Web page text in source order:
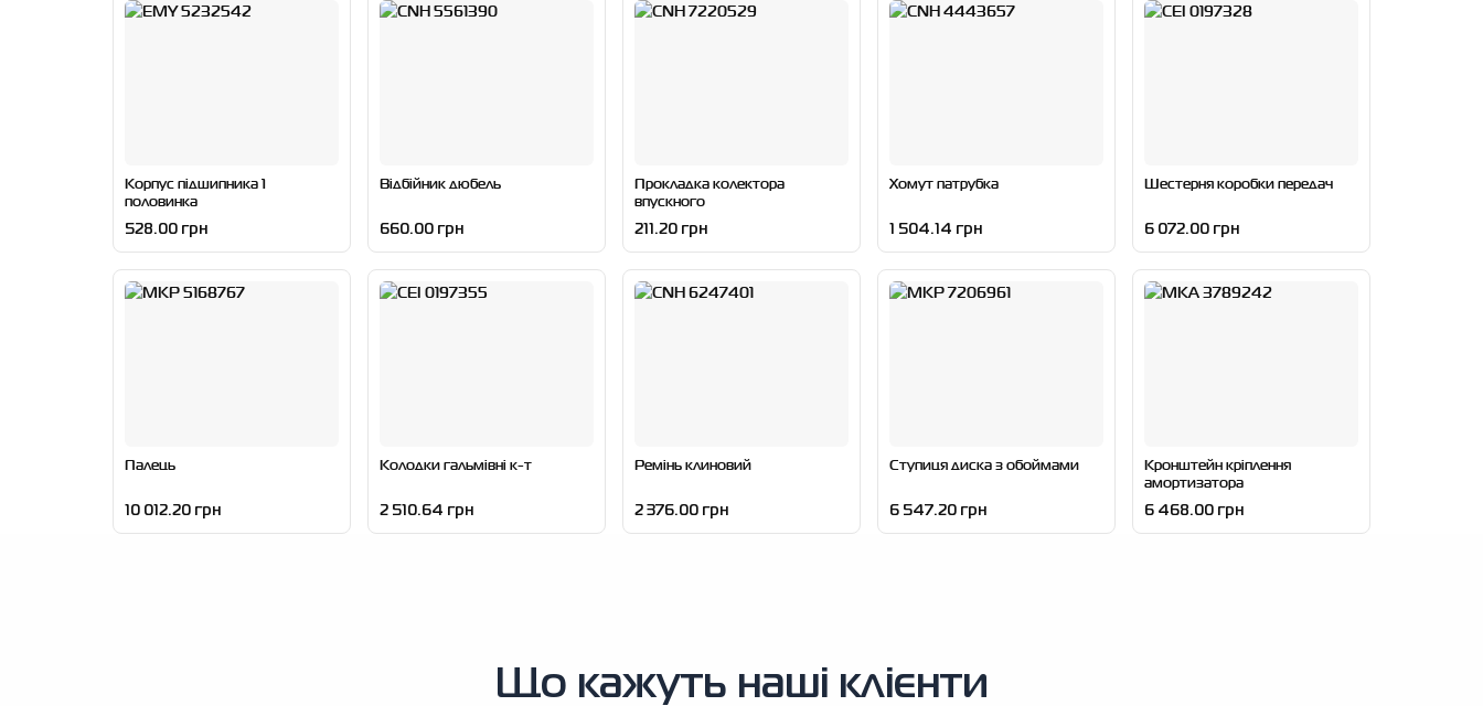
Корпус підшипника 1
половинка
528.00 грн
Відбійник дюбель
660.00 грн
Прокладка колектора
впускного
211.20 грн
Хомут патрубка
1 504.14 грн
Шестерня коробки передач
6 072.00 грн
Палець
10 012.20 грн
Колодки гальмівні к-т
2 510.64 грн
Ремінь клиновий
2 376.00 грн
Ступиця диска з обоймами
6 547.20 грн
Кронштейн кріплення
амортизатора
6 468.00 грн
Що кажуть наші клієнти